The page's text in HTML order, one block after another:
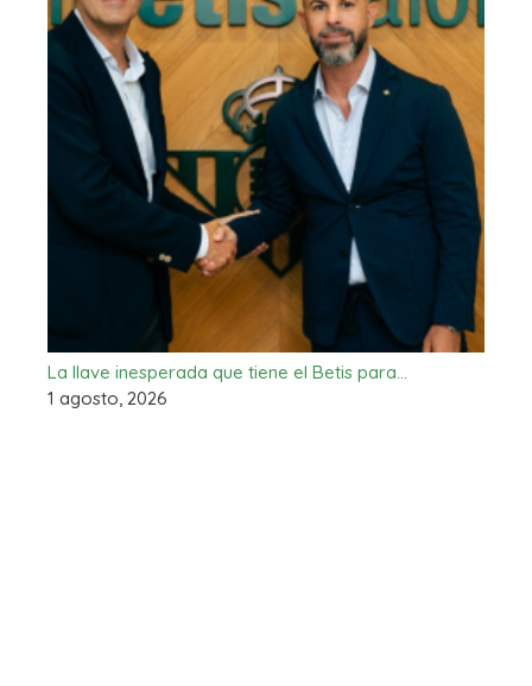
La llave inesperada que tiene el Betis para…
1 agosto, 2026